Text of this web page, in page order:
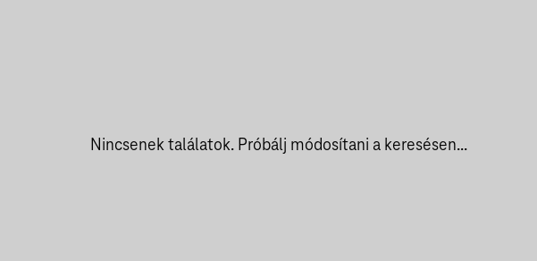
Nincsenek találatok. Próbálj módosítani a keresésen...